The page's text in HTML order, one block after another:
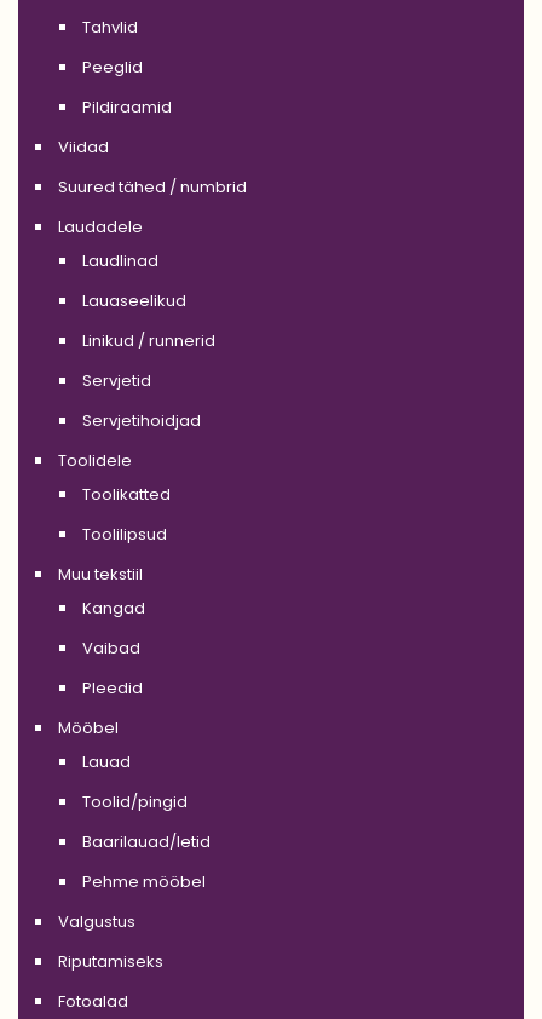
Tahvlid
Peeglid
Pildiraamid
Viidad
Suured tähed / numbrid
Laudadele
Laudlinad
Lauaseelikud
Linikud / runnerid
Servjetid
Servjetihoidjad
Toolidele
Toolikatted
Toolilipsud
Muu tekstiil
Kangad
Vaibad
Pleedid
Mööbel
Lauad
Toolid/pingid
Baarilauad/letid
Pehme mööbel
Valgustus
Riputamiseks
Fotoalad